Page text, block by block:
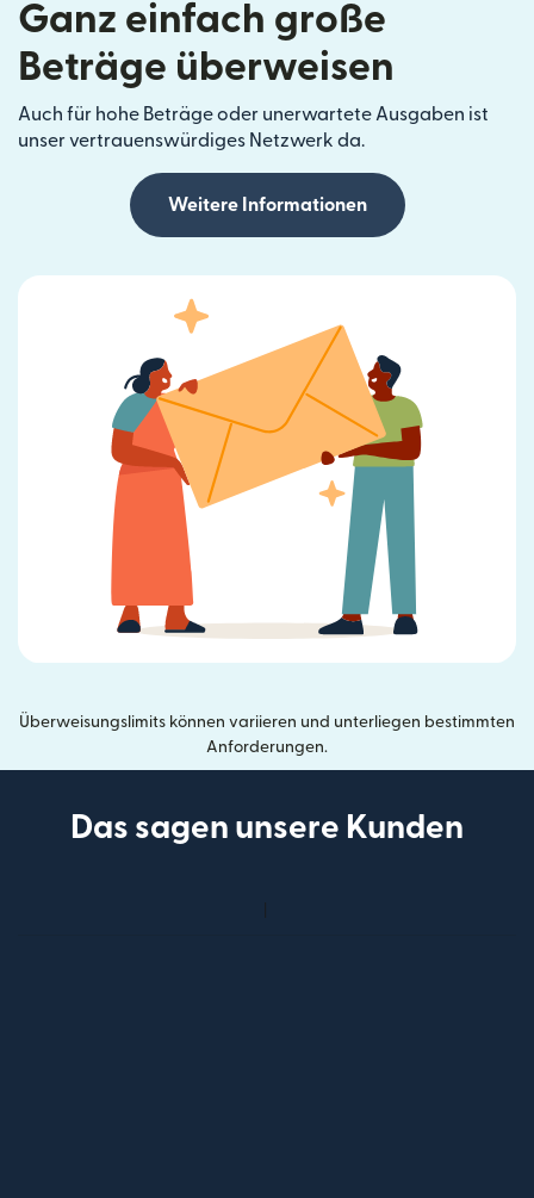
Ganz einfach große
Beträge überweisen
Auch für hohe Beträge oder unerwartete Ausgaben ist
unser vertrauenswürdiges Netzwerk da.
Weitere Informationen
Überweisungslimits können variieren und unterliegen bestimmten
Anforderungen.
Das sagen unsere Kunden